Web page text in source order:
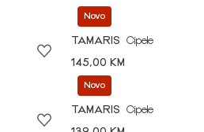
Novo
TAMARIS
Cipele
145,00 KM
Novo
TAMARIS
Cipele